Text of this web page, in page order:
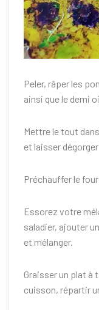
Peler, râper les
ainsi que le demi
Mettre le tout
et laisser
Préchauffer le
Essorez votre
saladier, ajouter
et mélanger.
Graisser un plat à
cuisson, répartir